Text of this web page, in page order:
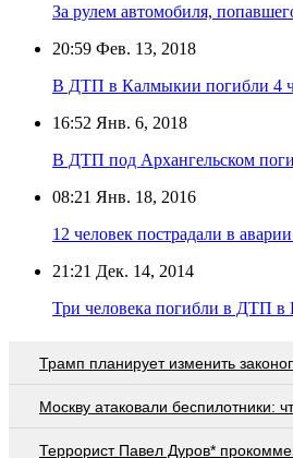
За рулем автомобиля,
20:59 Фев. 13, 2018
В ДТП в Калмыкии погибли 4
16:52 Янв. 6, 2018
В ДТП под Архангельском
08:21 Янв. 18, 2016
12 человек пострадали в
21:21 Дек. 14, 2014
Три человека погибли в ДТП в
Трамп планирует изменить
Москву атаковали беспилотники:
Террорист Павел Дуров*